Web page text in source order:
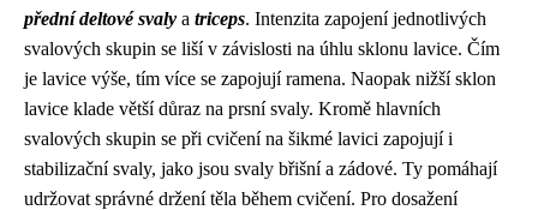
přední deltové svaly a triceps. Intenzita zapojení jednotlivých
svalových skupin se liší v závislosti na úhlu sklonu lavice. Čím
je lavice výše, tím více se zapojují ramena. Naopak nižší sklon
lavice klade větší důraz na prsní svaly. Kromě hlavních
svalových skupin se při cvičení na šikmé lavici zapojují i
stabilizační svaly, jako jsou svaly břišní a zádové. Ty pomáhají
udržovat správné držení těla během cvičení. Pro dosažení